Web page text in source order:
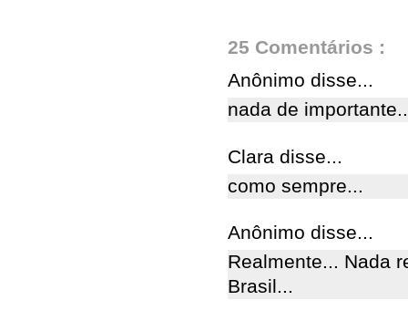
25 Comentários :
Anônimo disse...
nada de
Clara disse...
como sempre...
Anônimo disse...
Realmente... Nada
Brasil...